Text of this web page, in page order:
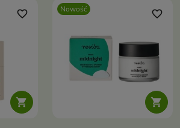
fotostarzeniem

favorite_border Nowość

favorite_border